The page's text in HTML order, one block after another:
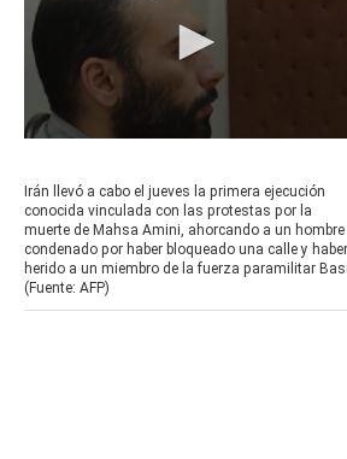
of
1
minute,
35
seconds
Irán llevó a cabo el jueves la primera ejecución
conocida vinculada con las protestas por la
muerte de Mahsa Amini, ahorcando a un hombre
condenado por haber bloqueado una calle y haber
herido a un miembro de la fuerza paramilitar
(Fuente: AFP)